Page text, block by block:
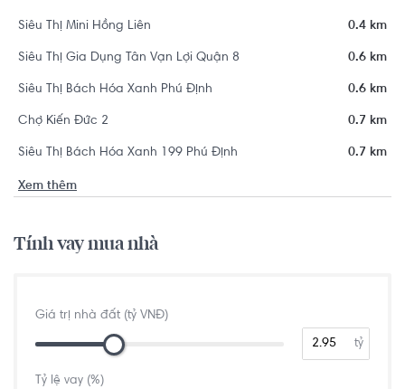
Siêu Thị Mini Hồng Liên 0.4 km
Siêu Thị Gia Dụng Tân Vạn Lợi Quận 8 0.6 km
Siêu Thị Bách Hóa Xanh Phú Định 0.6 km
Chợ Kiến Đức 2 0.7 km
Siêu Thị Bách Hóa Xanh 199 Phú Định 0.7 km
Xem thêm
Tính vay mua nhà
Giá trị nhà đất (tỷ VNĐ)
tỷ
Tỷ lệ vay (%)